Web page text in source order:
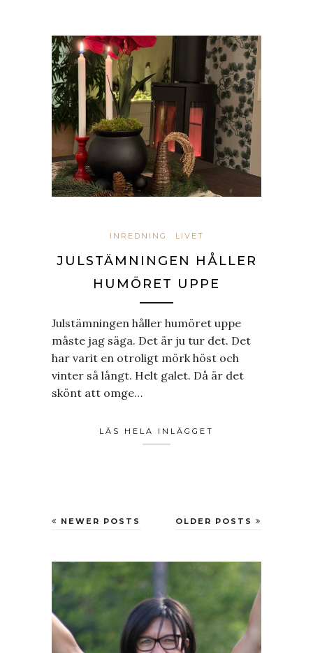
INREDNING LIVET
JULSTÄMNINGEN HÅLLER
HUMÖRET UPPE
Julstämningen håller humöret uppe
måste jag säga. Det är ju tur det. Det
har varit en otroligt mörk höst och
vinter så långt. Helt galet. Då är det
skönt att omge…
LÄS HELA INLÄGGET
OLDER POSTS
NEWER POSTS